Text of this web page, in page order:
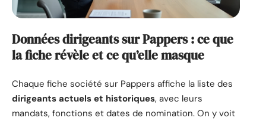
Données dirigeants sur Pappers : ce que
la fiche révèle et ce qu’elle masque
Chaque fiche société sur Pappers affiche la liste des
dirigeants actuels et historiques, avec leurs
mandats, fonctions et dates de nomination. On y voit